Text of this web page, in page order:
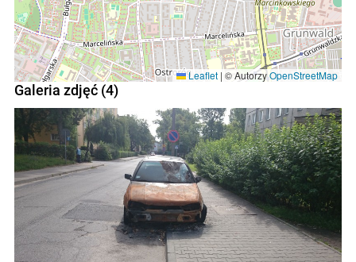
Leaflet | © AutorzyOpenStreetMap
Galeria zdjęć (4)